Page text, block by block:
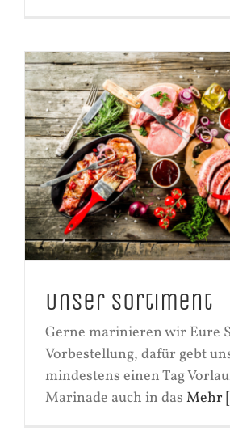
Unser Sortiment
Gerne marinieren wir Eure
Vorbestellung, dafür gebt
mindestens einen Tag
Marinade auch in das Mehr